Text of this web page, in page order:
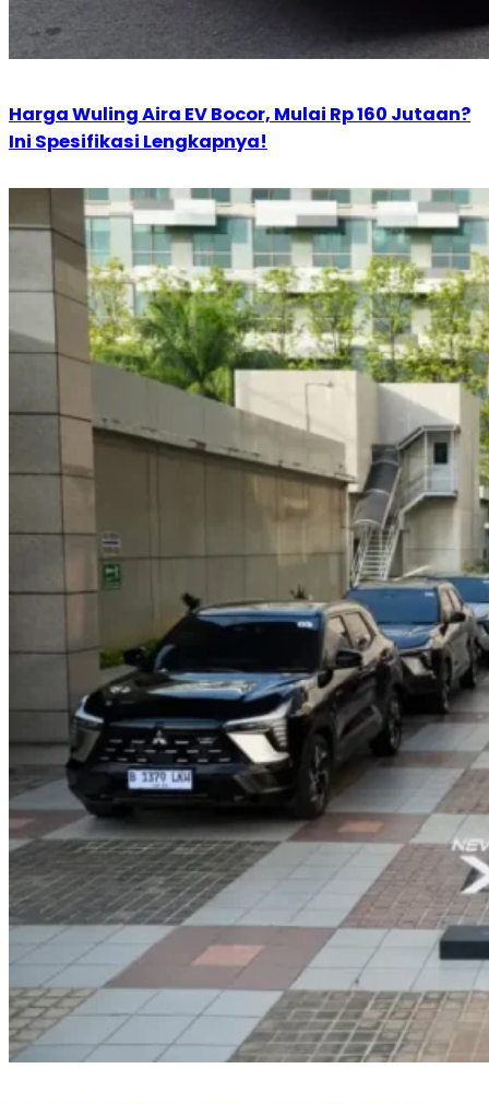
Harga Wuling Aira EV Bocor, Mulai Rp 160 Jutaan?
Ini Spesifikasi Lengkapnya!